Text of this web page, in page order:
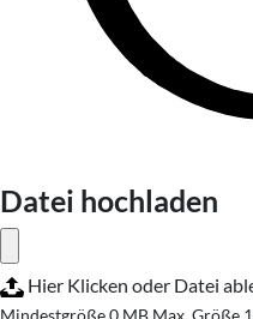
Datei hochladen
Hier Klicken oder Datei
Mindestgröße 0 MB Max. Größe